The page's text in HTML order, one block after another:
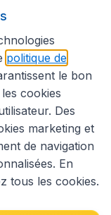
générales
politique de
le bon
cookies
Des
marketing et
de navigation
En
tous les cookies.